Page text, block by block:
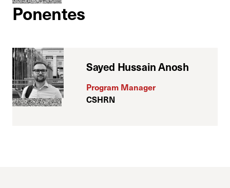
Ponentes
Sayed Hussain Anosh
Program Manager
CSHRN